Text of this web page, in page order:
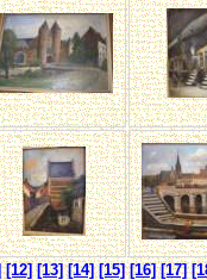
[12] [13] [14] [15] [16] [17]